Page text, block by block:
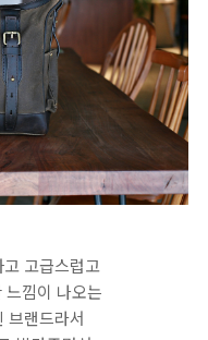
고급스럽고
낌이 나오는
브랜드라서